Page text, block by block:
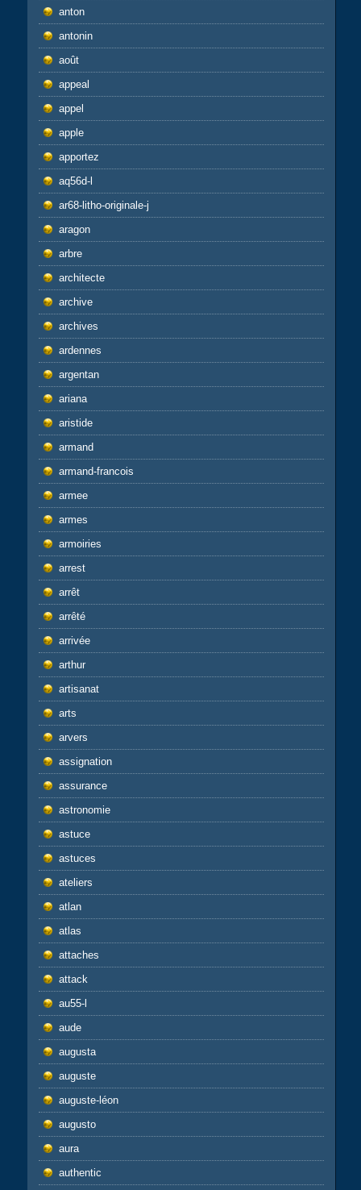
anton
antonin
août
appeal
appel
apple
apportez
aq56d-l
ar68-litho-originale-j
aragon
arbre
architecte
archive
archives
ardennes
argentan
ariana
aristide
armand
armand-francois
armee
armes
armoiries
arrest
arrêt
arrêté
arrivée
arthur
artisanat
arts
arvers
assignation
assurance
astronomie
astuce
astuces
ateliers
atlan
atlas
attaches
attack
au55-l
aude
augusta
auguste
auguste-léon
augusto
aura
authentic